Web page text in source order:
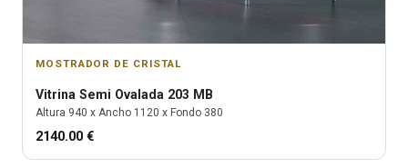
MOSTRADOR DE CRISTAL
Vitrina Semi Ovalada 203 MB
Altura 940 x Ancho 1120 x Fondo 380
2140.00 €